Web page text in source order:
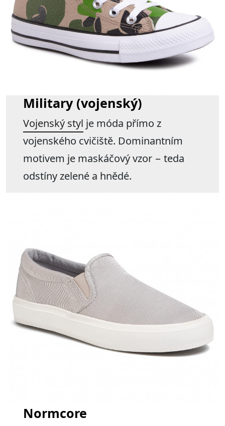
Military (vojenský)
Vojenský styl je móda přímo z
vojenského cvičiště. Dominantním
motivem je maskáčový vzor − teda
odstíny zelené a hnědé.
Normcore